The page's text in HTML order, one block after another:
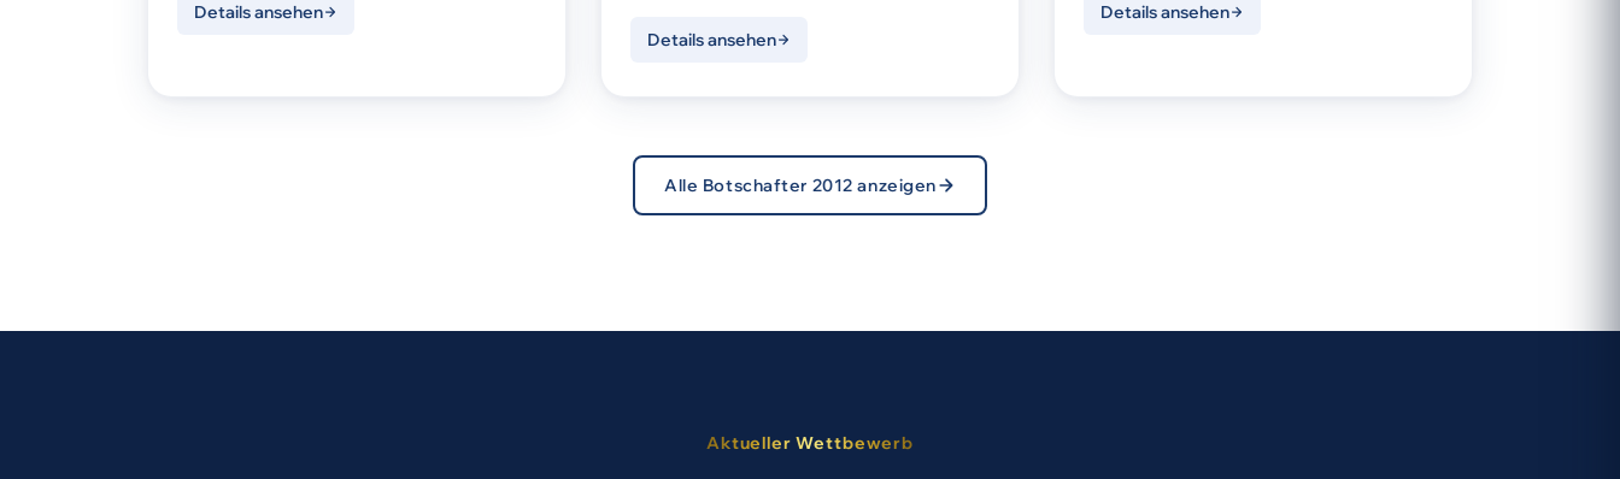
Details ansehen
Details ansehen
Details ansehen
Alle Botschafter 2012 anzeigen
Aktueller Wettbewerb